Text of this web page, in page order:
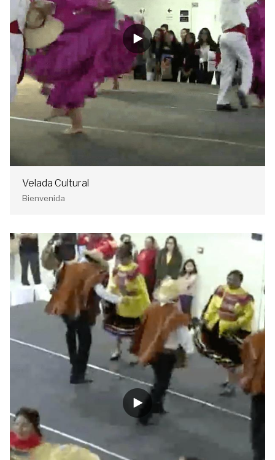
Velada Cultural
Bienvenida